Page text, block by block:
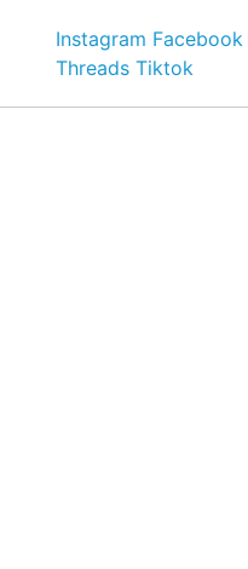
Instagram Facebook
Threads Tiktok